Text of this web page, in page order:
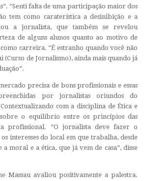
“Senti falta de uma participação maior dos
tem como caraterística a desinibição e a
a jornalista, que também se revelou
de alguns alunos quanto ao motivo de
carreira. “É estranho quando você não
(Curso de Jornalismo), ainda mais quando já
precisa de bons profissionais e essas
por jornalistas oriundos do
com a disciplina de Ética e
sobre o equilíbrio entre os princípios das
profissional. “O jornalista deve fazer o
interesses do local em que trabalha, desde
moral e a ética, que já vem de casa”, disse
Massau avaliou positivamente a palestra.